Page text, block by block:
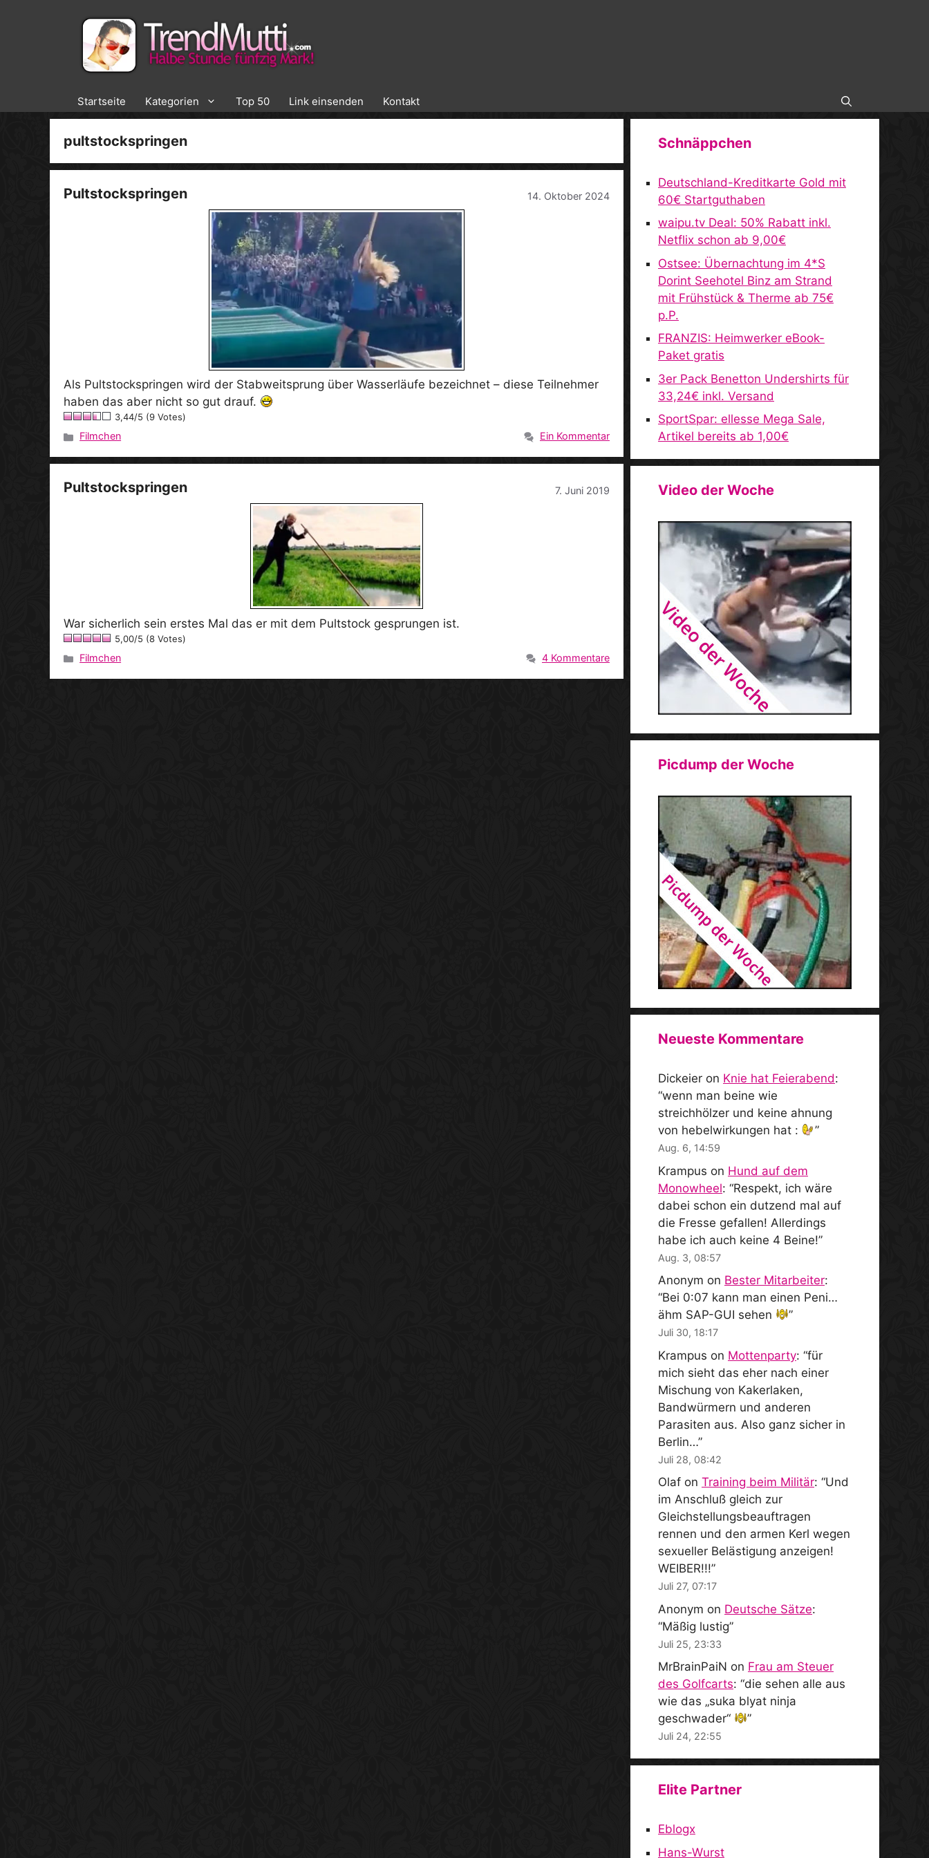
Startseite Kategorien Top 50 Link einsenden Kontakt
pultstockspringen
Pultstockspringen 14. Oktober 2024
Als Pultstockspringen wird der Stabweitsprung über Wasserläufe bezeichnet – diese Teilnehmer
haben das aber nicht so gut drauf.
3,44/5 (9 Votes)
Kategorien
Filmchen Ein Kommentar
Pultstockspringen 7. Juni 2019
War sicherlich sein erstes Mal das er mit dem Pultstock gesprungen ist.
5,00/5 (8 Votes)
Kategorien
Filmchen 4 Kommentare
Schnäppchen
Deutschland-Kreditkarte Gold mit
60€ Startguthaben
waipu.tv Deal: 50% Rabatt inkl.
Netflix schon ab 9,00€
Ostsee: Übernachtung im 4*S
Dorint Seehotel Binz am Strand
mit Frühstück & Therme ab 75€
p.P.
FRANZIS: Heimwerker eBook-
Paket gratis
3er Pack Benetton Undershirts für
33,24€ inkl. Versand
SportSpar: ellesse Mega Sale,
Artikel bereits ab 1,00€
Video der Woche
Picdump der Woche
Neueste Kommentare
Dickeier on Knie hat Feierabend:
“wenn man beine wie
streichhölzer und keine ahnung
von hebelwirkungen hat :
”
Aug. 6, 14:59
Krampus on Hund auf dem
Monowheel: “Respekt, ich wäre
dabei schon ein dutzend mal auf
die Fresse gefallen! Allerdings
habe ich auch keine 4 Beine!”
Aug. 3, 08:57
Anonym on Bester Mitarbeiter:
“Bei 0:07 kann man einen Peni…
ähm SAP-GUI sehen
”
Juli 30, 18:17
Krampus on Mottenparty: “für
mich sieht das eher nach einer
Mischung von Kakerlaken,
Bandwürmern und anderen
Parasiten aus. Also ganz sicher in
Berlin…”
Juli 28, 08:42
Olaf on Training beim Militär: “Und
im Anschluß gleich zur
Gleichstellungsbeauftragen
rennen und den armen Kerl wegen
sexueller Belästigung anzeigen!
WEIBER!!!”
Juli 27, 07:17
Anonym on Deutsche Sätze:
“Mäßig lustig”
Juli 25, 23:33
MrBrainPaiN on Frau am Steuer
des Golfcarts: “die sehen alle aus
wie das „suka blyat ninja
geschwader“
”
Juli 24, 22:55
Elite Partner
Eblogx
Hans-Wurst